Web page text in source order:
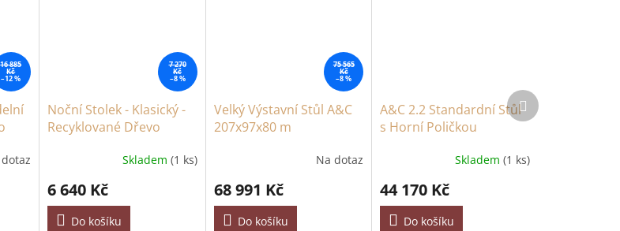
16 885
Kč
–12 %
7 270
Kč
–8 %
Noční Stolek - Klasický -
Recyklované Dřevo
Skladem (1 ks)
6 640 Kč
Do košíku
75 565
Kč
–8 %
Velký Výstavní Stůl A&C
207x97x80 m
Na dotaz
68 991 Kč
Do košíku
A&C 2.2 Standardní Stůl
s Horní Poličkou
Skladem (1 ks)
44 170 Kč
Do košíku
Další
produkt